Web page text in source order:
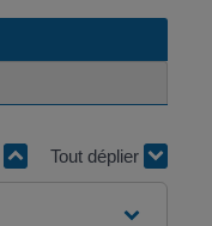
Tout déplier